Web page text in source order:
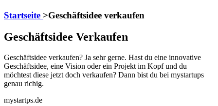
Startseite >Geschäftsidee verkaufen
Geschäftsidee Verkaufen
Geschäftsidee verkaufen? Ja sehr gerne. Hast du eine innovative
Geschäftsidee, eine Vision oder ein Projekt im Kopf und du
möchtest diese jetzt doch verkaufen? Dann bist du bei mystartups
genau richig.
mystartps.de